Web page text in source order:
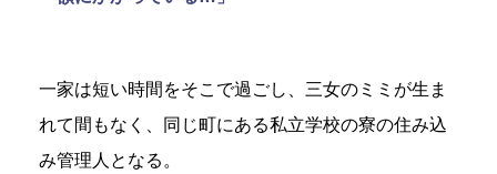
一家は短い時間をそこで過ごし、三女のミミが生ま
れて間もなく、同じ町にある私立学校の寮の住み込
み管理人となる。